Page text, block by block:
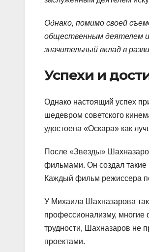
Однако, помимо своей
общественным деятелем и
значительный вклад в
Успехи и
Однако настоящий успех
шедевром советского
удостоена «Оскара» как
После «Звезды»
фильмами. Он создал такие
Каждый фильм режиссера
У Михаила Шахназарова
профессионализму, многие
трудности, Шахназаров не
проектами.